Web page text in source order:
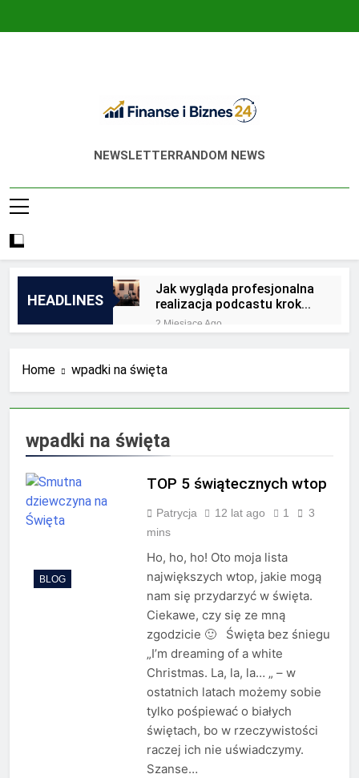
Finanse I Biznes
24
Jak Zadbać O Własne Finanse? Fachowa
NEWSLETTERRANDOM NEWS
HEADLINES
Jak wygląda profesjonalna
realizacja podcastu krok
po kroku?
2 Miesiące Ago
księgowych?
2 Lata Ago
Jakie wyzwania stoją przed
biurami rachunkowymi w
Najnowsze trendy w
rodzinnym
2 Lata Ago
uporządkuj biuro dzięki
szufladkom
2 Lata Ago
Pomoc przy zakładaniu
firmy – co warto
wiedzieć?
Co to jest zespół
rozproszony?
2 Lata Ago
Przewodnik po odliczaniu
VAT od paliwa: pełne,
częściowe i minimalne
odliczenia
2 Lata Ago
Kserokopiarki Konica
Minolta – kiedy wybrać
kolorowe, a kiedy czarno-
białe?
2 Lata Ago
Na czym polega
Home wpadki na święta
wpadki na święta
BLOG
TOP 5 świątecznych wtop
Patrycja 12 lat ago 1
3
mins
Ho, ho, ho! Oto moja lista
największych wtop, jakie mogą
nam się przydarzyć w święta.
Ciekawe, czy się ze mną
zgodzicie 🙂 Święta bez śniegu
„I’m dreaming of a white
Christmas. La, la, la… „ – w
ostatnich latach możemy sobie
tylko pośpiewać o białych
świętach, bo w rzeczywistości
raczej ich nie uświadczymy.
Szanse…